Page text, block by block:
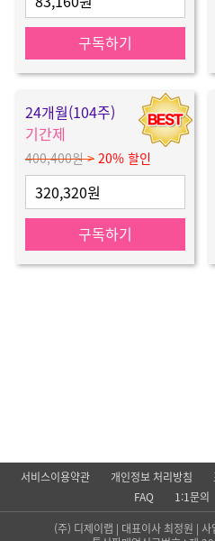
구독하기
24개월(104주)
기간제
400,400원> 20% 할인
320,320원
구독하기
서비스이용약관 개인정보 처리방침
FAQ
1:1문의
(주) 디제이랩 | 대표이사 최정원 |